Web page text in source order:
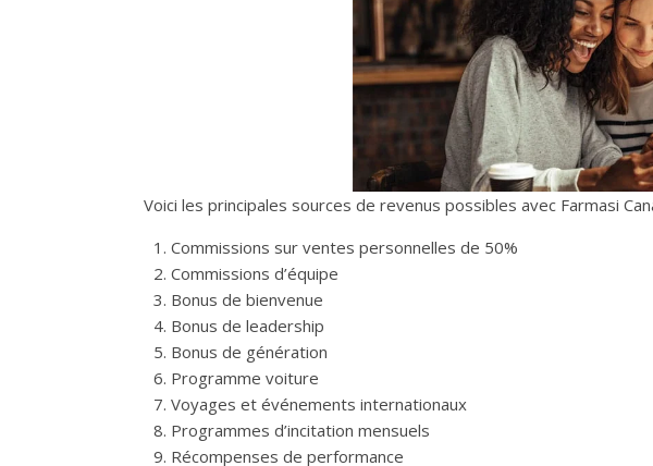
Voici les principales sources de revenus possibles avec Farmasi
Commissions sur ventes personnelles de 50%
Commissions d’équipe
Bonus de bienvenue
Bonus de leadership
Bonus de génération
Programme voiture
Voyages et événements internationaux
Programmes d’incitation mensuels
Récompenses de performance